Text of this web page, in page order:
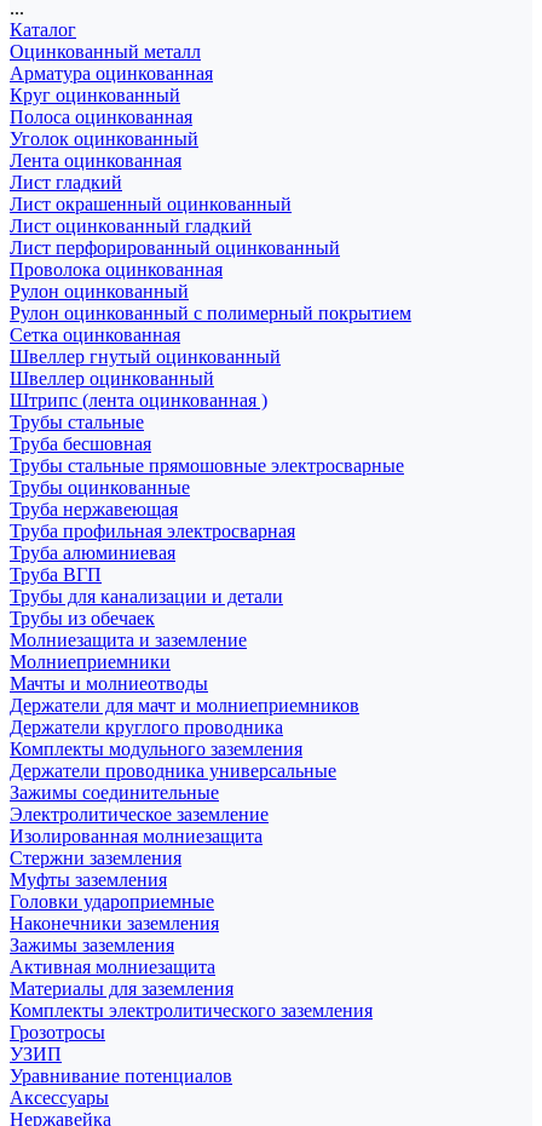
...
Каталог
Оцинкованный металл
Арматура оцинкованная
Круг оцинкованный
Полоса оцинкованная
Уголок оцинкованный
Лента оцинкованная
Лист гладкий
Лист окрашенный оцинкованный
Лист оцинкованный гладкий
Лист перфорированный оцинкованный
Проволока оцинкованная
Рулон оцинкованный
Рулон оцинкованный с полимерный покрытием
Сетка оцинкованная
Швеллер гнутый оцинкованный
Швеллер оцинкованный
Штрипс (лента оцинкованная )
Трубы стальные
Труба бесшовная
Трубы стальные прямошовные электросварные
Трубы оцинкованные
Труба нержавеющая
Труба профильная электросварная
Труба алюминиевая
Труба ВГП
Трубы для канализации и детали
Трубы из обечаек
Молниезащита и заземление
Молниеприемники
Мачты и молниеотводы
Держатели для мачт и молниеприемников
Держатели круглого проводника
Комплекты модульного заземления
Держатели проводника универсальные
Зажимы соединительные
Электролитическое заземление
Изолированная молниезащита
Стержни заземления
Муфты заземления
Головки удароприемные
Наконечники заземления
Зажимы заземления
Активная молниезащита
Материалы для заземления
Комплекты электролитического заземления
Грозотросы
УЗИП
Уравнивание потенциалов
Аксессуары
Нержавейка